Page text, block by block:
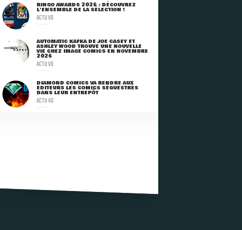
RINGO AWARDS 2026 : DÉCOUVREZ
L'ENSEMBLE DE LA SÉLECTION !
ACTU VO
AUTOMATIC KAFKA DE JOE CASEY ET
ASHLEY WOOD TROUVE UNE NOUVELLE
VIE CHEZ IMAGE COMICS EN NOVEMBRE
2026
ACTU VO
DIAMOND COMICS VA RENDRE AUX
ÉDITEURS LES COMICS SÉQUESTRÉS
DANS LEUR ENTREPÔT
ACTU VO